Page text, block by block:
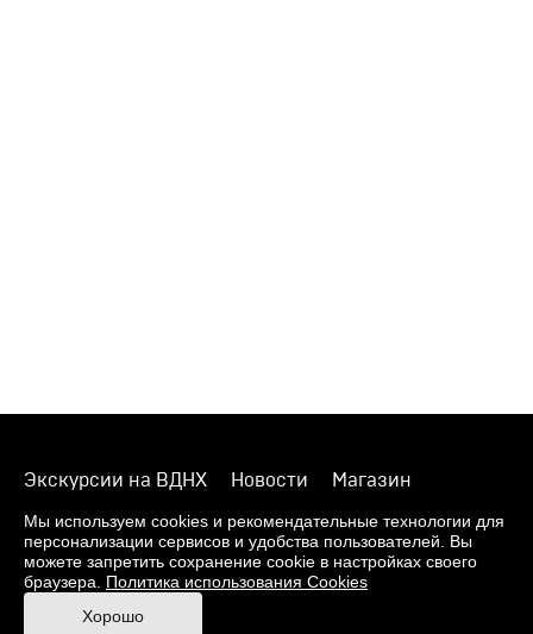
Экскурсии на ВДНХ Новости
Магазин
О музее
Фонды
Виртуальный музей
Издания
Пресс-центр
Контакты
Правила посещения Музея
Мы используем cookies и рекомендательные технологии для
персонализации сервисов и удобства пользователей. Вы
можете запретить сохранение cookie в настройках своего
браузера. Политика использования Cookies
Хорошо